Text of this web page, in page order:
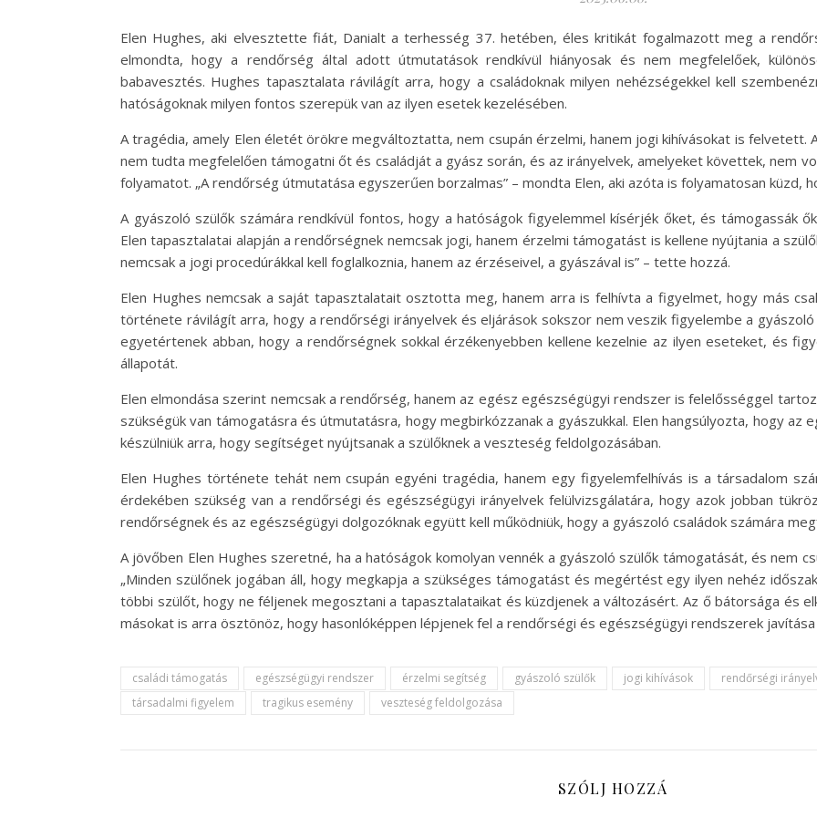
Elen Hughes, aki elvesztette fiát, Danialt a terhesség 37. hetében, éles kritikát fogalmazott meg a
elmondta, hogy a rendőrség által adott útmutatások rendkívül hiányosak és nem megfelelőek,
babavesztés. Hughes tapasztalata rávilágít arra, hogy a családoknak milyen nehézségekkel kell
hatóságoknak milyen fontos szerepük van az ilyen esetek kezelésében.
A tragédia, amely Elen életét örökre megváltoztatta, nem csupán érzelmi, hanem jogi kihívásokat is
nem tudta megfelelően támogatni őt és családját a gyász során, és az irányelvek, amelyeket követtek, nem
folyamatot. „A rendőrség útmutatása egyszerűen borzalmas” – mondta Elen, aki azóta is folyamatosan küzd,
A gyászoló szülők számára rendkívül fontos, hogy a hatóságok figyelemmel kísérjék őket, és támogassák
Elen tapasztalatai alapján a rendőrségnek nemcsak jogi, hanem érzelmi támogatást is kellene nyújtania a
nemcsak a jogi procedúrákkal kell foglalkoznia, hanem az érzéseivel, a gyászával is” – tette hozzá.
Elen Hughes nemcsak a saját tapasztalatait osztotta meg, hanem arra is felhívta a figyelmet, hogy más
története rávilágít arra, hogy a rendőrségi irányelvek és eljárások sokszor nem veszik figyelembe a
egyetértenek abban, hogy a rendőrségnek sokkal érzékenyebben kellene kezelnie az ilyen eseteket, és
állapotát.
Elen elmondása szerint nemcsak a rendőrség, hanem az egész egészségügyi rendszer is felelősséggel
szükségük van támogatásra és útmutatásra, hogy megbirkózzanak a gyászukkal. Elen hangsúlyozta, hogy az
készülniük arra, hogy segítséget nyújtsanak a szülőknek a veszteség feldolgozásában.
Elen Hughes története tehát nem csupán egyéni tragédia, hanem egy figyelemfelhívás is a társadalom
érdekében szükség van a rendőrségi és egészségügyi irányelvek felülvizsgálatára, hogy azok jobban
rendőrségnek és az egészségügyi dolgozóknak együtt kell működniük, hogy a gyászoló családok számára
A jövőben Elen Hughes szeretné, ha a hatóságok komolyan vennék a gyászoló szülők támogatását, és nem
„Minden szülőnek jogában áll, hogy megkapja a szükséges támogatást és megértést egy ilyen nehéz
többi szülőt, hogy ne féljenek megosztani a tapasztalataikat és küzdjenek a változásért. Az ő bátorsága és
másokat is arra ösztönöz, hogy hasonlóképpen lépjenek fel a rendőrségi és egészségügyi rendszerek
családi támogatás egészségügyi rendszer érzelmi segítség gyászoló szülők jogi kihívások
rendőrségi
társadalmi figyelem
tragikus esemény veszteség feldolgozása
SZÓLJ HOZZÁ